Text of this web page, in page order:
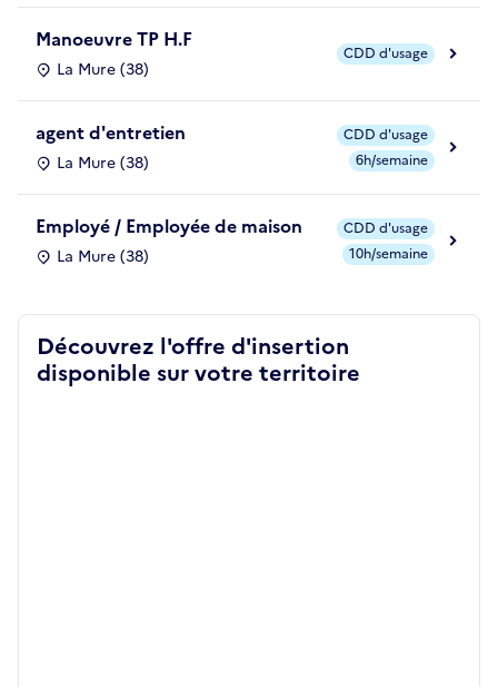
Manoeuvre TP H.F
La Mure (38)
CDD d'usage
agent d'entretien
La Mure (38)
CDD d'usage
6h/semaine
Employé / Employée de maison
La Mure (38)
CDD d'usage
10h/semaine
Découvrez l'offre d'insertion
disponible sur votre territoire